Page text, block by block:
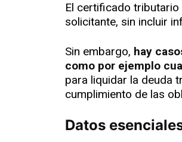
El certificado
solicitante, sin incluir
Sin embargo, hay
como por ejemplo
para liquidar la deuda
cumplimiento de las
Datos